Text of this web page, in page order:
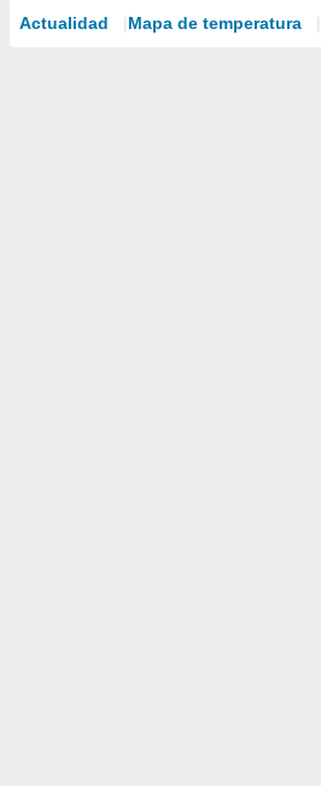
Actualidad Mapa de temperatura